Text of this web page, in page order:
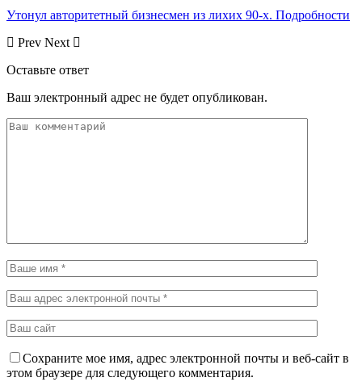
Утонул авторитетный бизнесмен из лихих 90-х. Подробности
Prev Next
Оставьте ответ
Ваш электронный адрес не будет опубликован.
Сохраните мое имя, адрес электронной почты и веб-сайт в
этом браузере для следующего комментария.